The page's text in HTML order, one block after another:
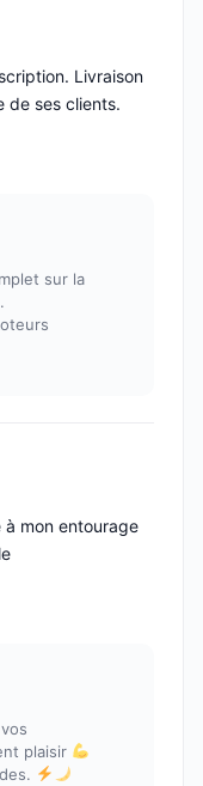
Livraison
de ses clients.
sur la
mon entourage
plaisir